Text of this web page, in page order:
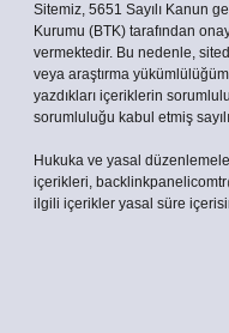
Sitemiz, 5651 Sayılı Kanun
Kurumu (BTK) tarafından
vermektedir. Bu nedenle,
veya araştırma
yazdıkları içeriklerin
sorumluluğu kabul etmiş
Hukuka ve yasal
içerikleri,
ilgili içerikler yasal süre